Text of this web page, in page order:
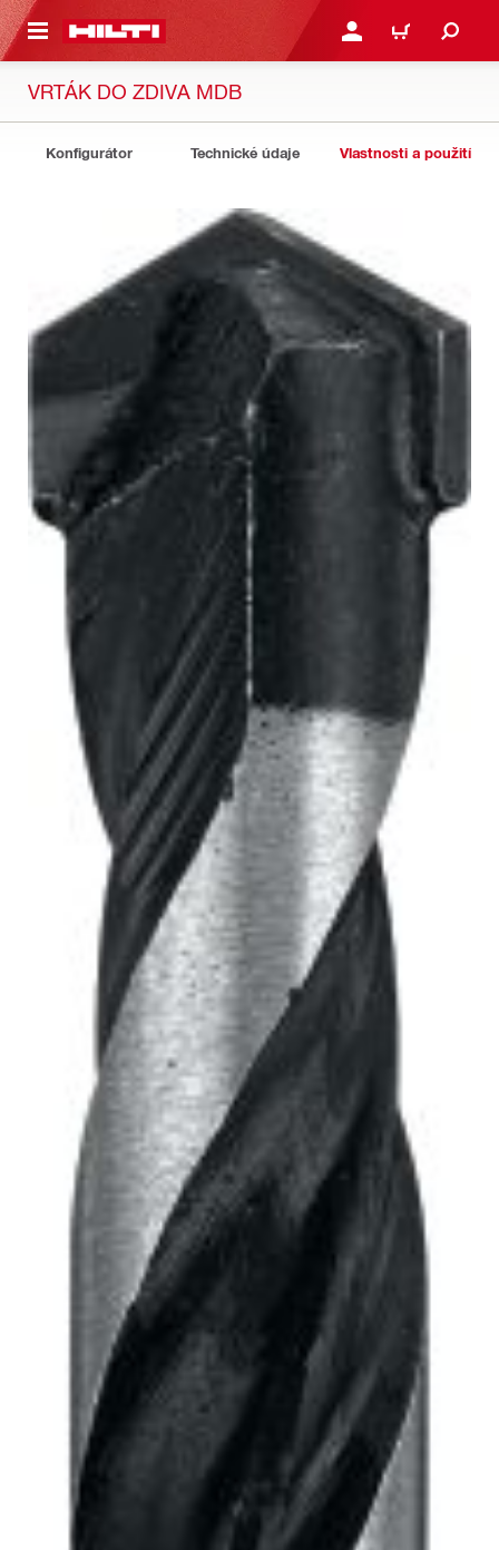
HLAVNÍ OBSAH PŘIHLÁSIT NEBO
KOŠÍK
VRTÁK DO ZDIVA MDB
Konfigurátor Technické údaje Vlastnosti a použití